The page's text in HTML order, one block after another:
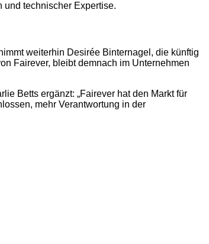
und technischer Expertise.
weiterhin Desirée Binternagel, die künftig
Fairever, bleibt demnach im Unternehmen
Betts ergänzt: „Fairever hat den Markt für
mehr Verantwortung in der